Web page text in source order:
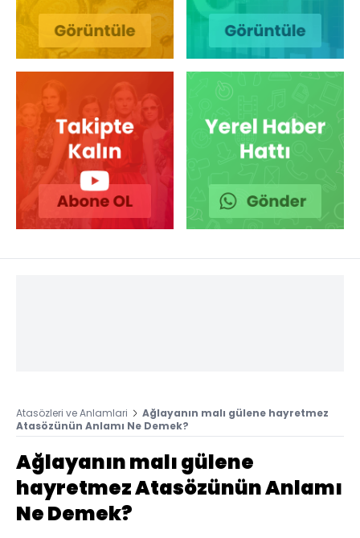
Atasözleri ve Anlamlari
Ağlayanın malı gülene hayretmez
Atasözünün Anlamı Ne Demek?
Ağlayanın malı gülene
hayretmez Atasözünün Anlamı
Ne Demek?